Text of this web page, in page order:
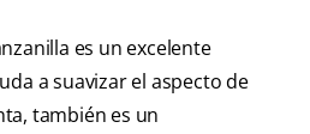
es un excelente
a suavizar el aspecto de
también es un